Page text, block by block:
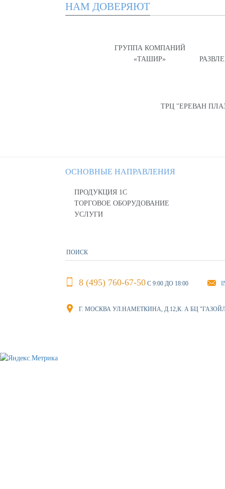
НАМ ДОВЕРЯЮТ
ГРУППА КОМПАНИЙ
«ТАШИР»
ТРЦ "ЕРЕВАН
ОСНОВНЫЕ НАПРАВЛЕНИЯ
ПРОДУКЦИЯ 1С
ТОРГОВОЕ ОБОРУДОВАНИЕ
УСЛУГИ
8 (495) 760-67-50 С 9:00 ДО 18:00
Г. МОСКВА УЛ.НАМЕТКИНА, Д.12,К. А БЦ